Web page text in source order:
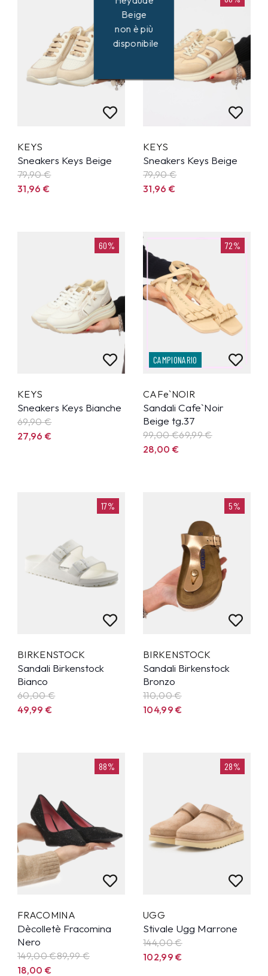
KEYS
Sneakers Keys Beige
79,90€
31,96€
KEYS
Sneakers Keys Beige
79,90€
31,96€
60%
KEYS
Sneakers Keys Bianche
69,90€
27,96€
72%
CAMPIONARIO
CAFe`NOIR
Sandali Cafe`Noir
Beige tg.37
99,00 €69,99€
28,00€
17%
BIRKENSTOCK
Sandali Birkenstock
Bianco
60,00 €
49,99€
5%
BIRKENSTOCK
Sandali Birkenstock
Bronzo
110,00 €
104,99€
88%
FRACOMINA
Dècolletè Fracomina
Nero
149,00 €89,99€
18,00€
28%
UGG
Stivale Ugg Marrone
144,00 €
102,99€
Beige
non è più
disponibile